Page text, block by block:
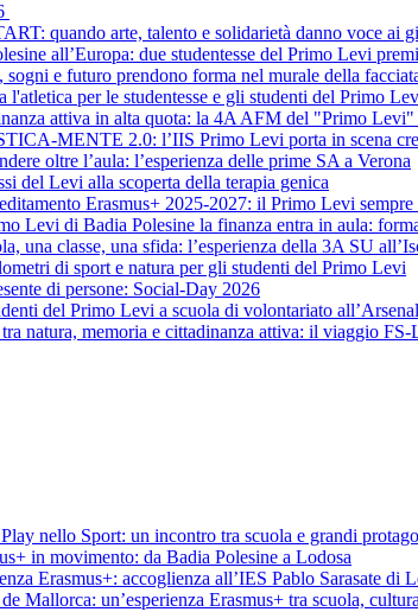
quando arte, talento e solidarietà danno voce ai
all’Europa: due studentesse del Primo Levi
sogni e futuro prendono forma nel murale della
l'atletica per le studentesse e gli studenti del Primo
attiva in alta quota: la 4A AFM del "Primo
MENTE 2.0: l’IIS Primo Levi porta in scena
oltre l’aula: l’esperienza delle prime SA a Verona
del Levi alla scoperta della terapia genica
Erasmus+ 2025-2027: il Primo Levi
Levi di Badia Polesine la finanza entra in aula:
una classe, una sfida: l’esperienza della 3A SU
di sport e natura per gli studenti del Primo Levi
di persone: Social-Day 2026
del Primo Levi a scuola di volontariato
natura, memoria e cittadinanza attiva: il viaggio FS-
nello Sport: un incontro tra scuola e grandi
in movimento: da Badia Polesine a Lodosa
Erasmus+: accoglienza all’IES Pablo Sarasate di
Mallorca: un’esperienza Erasmus+ tra scuola,